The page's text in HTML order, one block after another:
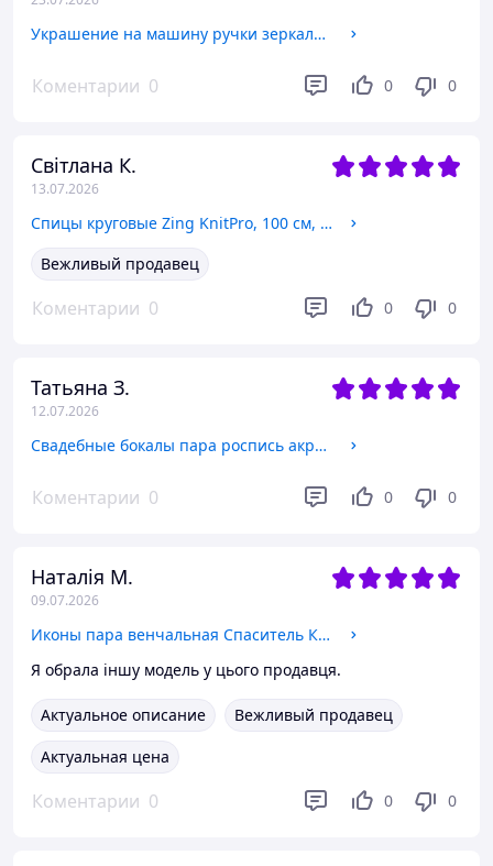
Украшение на машину ручки зеркала набор 2шт
Коментарии 0 0 0
Світлана К.
13.07.2026
Спицы круговые Zing KnitPro, 100 см, 12 мм, 47169
Вежливый продавец
Коментарии 0 0 0
Татьяна З.
12.07.2026
Свадебные бокалы пара роспись акрил декор стразы абстракция
Коментарии 0 0 0
Наталія М.
09.07.2026
Иконы пара венчальная Спаситель Казанская в деревянном белом фигурном киоте под стеклом срібло 26*24 см
Я обрала іншу модель у цього продавця.
Актуальное описание
Вежливый продавец
Актуальная цена
Коментарии 0 0 0